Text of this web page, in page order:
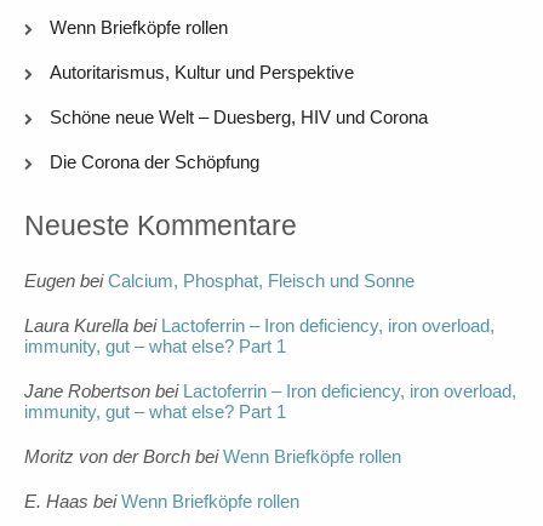
Wenn Briefköpfe rollen
Autoritarismus, Kultur und Perspektive
Schöne neue Welt – Duesberg, HIV und Corona
Die Corona der Schöpfung
Neueste Kommentare
Eugen beiCalcium, Phosphat, Fleisch und Sonne
Laura Kurella bei Lactoferrin – Iron deficiency, iron overload,
immunity, gut – what else? Part 1
Jane Robertson bei Lactoferrin – Iron deficiency, iron overload,
immunity, gut – what else? Part 1
Moritz von der Borch beiWenn Briefköpfe rollen
E. Haas beiWenn Briefköpfe rollen